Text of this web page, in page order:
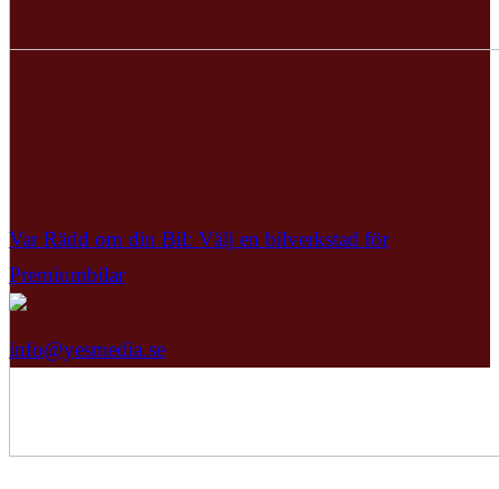
Var Rädd om din Bil: Välj en bilverkstad för
Premiumbilar
info@yesmedia.se